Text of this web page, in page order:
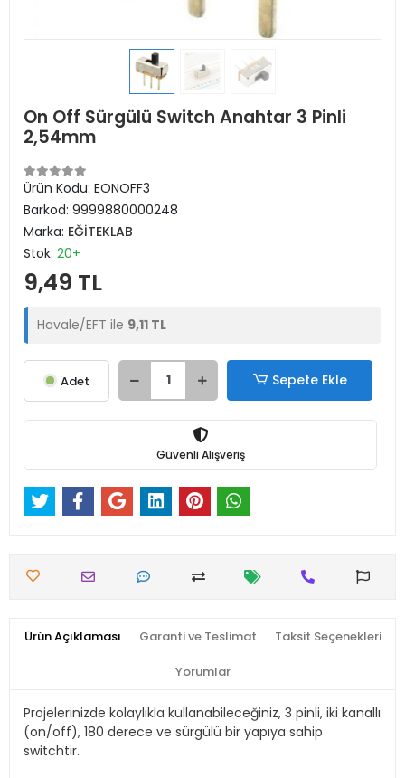
On Off Sürgülü Switch Anahtar 3 Pinli
2,54mm
Ürün Kodu: EONOFF3
Barkod: 9999880000248
Marka: EĞİTEKLAB
Stok: 20+
9,49 TL
Havale/EFT ile 9,11 TL
Adet Sepete Ekle
Güvenli Alışveriş
Ürün Açıklaması Garanti ve Teslimat Taksit Seçenekleri
Yorumlar
Projelerinizde kolaylıkla kullanabileceğiniz, 3 pinli, iki kanallı
(on/off), 180 derece ve sürgülü bir yapıya sahip
switchtir.